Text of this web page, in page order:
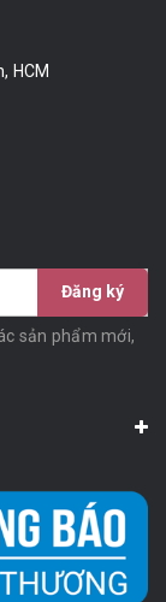
HCM
Đăng ký
sản phẩm mới,